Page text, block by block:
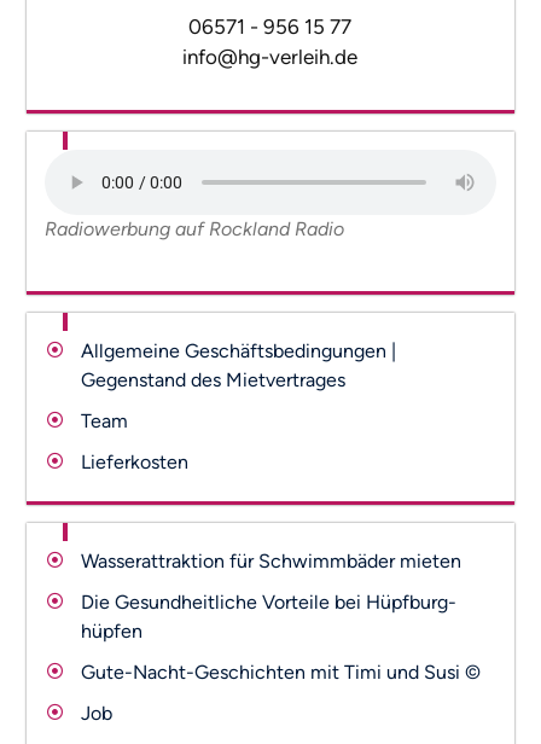
06571 - 956 15 77
info@hg-verleih.de
Radiowerbung auf Rockland Radio
Allgemeine Geschäftsbedingungen |
Gegenstand des Mietvertrages
Team
Lieferkosten
Wasserattraktion für Schwimmbäder mieten
Die Gesundheitliche Vorteile bei Hüpfburg-
hüpfen
Gute-Nacht-Geschichten mit Timi und Susi ©
Job